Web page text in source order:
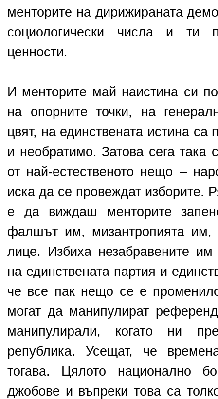
менторите на дирижираната
социологически числа и ти
ценности.
И менторите май наистина си
на опорните точки, на
цвят, на единствената истина са
и необратимо. Затова сега така
от най-естественото нещо –
иска да се провеждат изборите.
е да виждаш менторите
фалшът им, мизантропията им,
лице. Избиха незабравените им
на единствената партия и
че все пак нещо се е
могат да манипулират
манипулирали, когато ни
република. Усещат, че
тогава. Цялото национално
джобове и въпреки това са